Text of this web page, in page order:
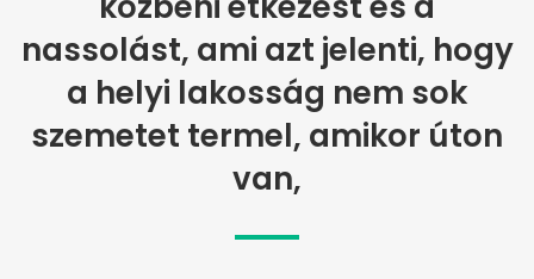
nassolást, ami azt jelenti, hogy
a helyi lakosság nem sok
szemetet termel, amikor úton
van,